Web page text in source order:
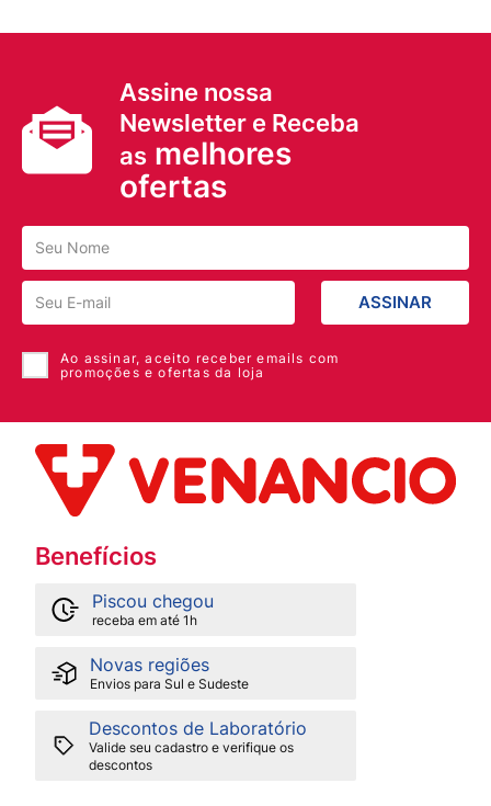
Assine nossa
Newsletter e Receba
as melhores
ofertas
ASSINAR
Ao assinar, aceito receber emails com
promoções e ofertas da loja
Benefícios
Piscou chegou
receba em até 1h
Novas regiões
Envios para Sul e Sudeste
Descontos de Laboratório
Valide seu cadastro e verifique os
descontos